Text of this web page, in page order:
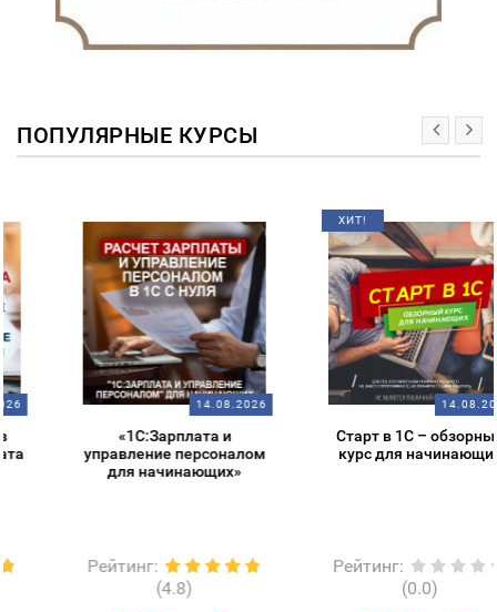
ПОПУЛЯРНЫЕ КУРСЫ
14.08.2026
«1С:Зарплата и
управление персоналом
для начинающих»
Рейтинг:
14.08.2026
Старт в 1С – обзорный
курс для начинающих
Рейтинг: